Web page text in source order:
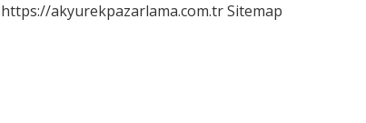
https://akyurekpazarlama.com.trSitemap